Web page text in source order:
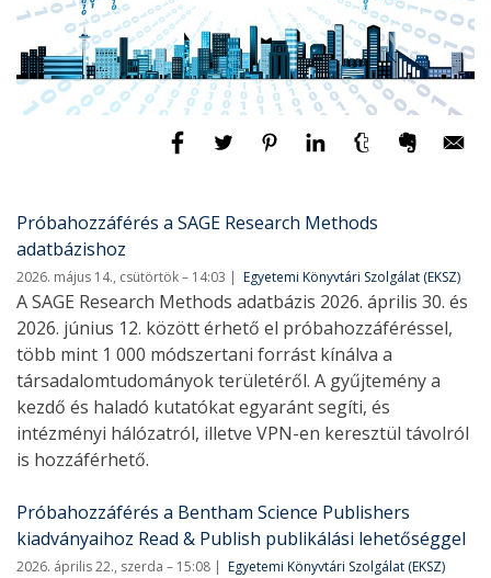
Próbahozzáférés a SAGE Research Methods
adatbázishoz
2026. május 14., csütörtök – 14:03 Egyetemi Könyvtári Szolgálat (EKSZ)
A SAGE Research Methods adatbázis 2026. április 30. és
2026. június 12. között érhető el próbahozzáféréssel,
több mint 1 000 módszertani forrást kínálva a
társadalomtudományok területéről. A gyűjtemény a
kezdő és haladó kutatókat egyaránt segíti, és
intézményi hálózatról, illetve VPN-en keresztül távolról
is hozzáférhető.
Próbahozzáférés a Bentham Science Publishers
kiadványaihoz Read & Publish publikálási lehetőséggel
2026. április 22., szerda – 15:08 Egyetemi Könyvtári Szolgálat (EKSZ)